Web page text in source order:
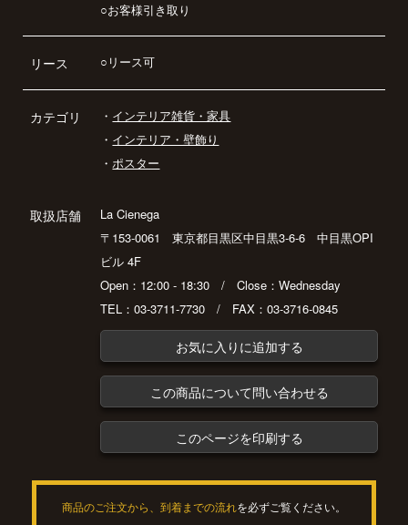
○お客様引き取り
リース ○リース可
カテゴリ ・ インテリア雑貨・家具
・ インテリア・壁飾り
・ポスター
取扱店舗
La Cienega
〒153-0061 東京都目黒区中目黒3-6-6 中目黒OPI
ビル 4F
Open：12:00 - 18:30 / Close：Wednesday
TEL：03-3711-7730 / FAX：03-3716-0845
お気に入りに追加する
この商品について問い合わせる
このページを印刷する
商品のご注文から、到着までの流れを必ずご覧ください。